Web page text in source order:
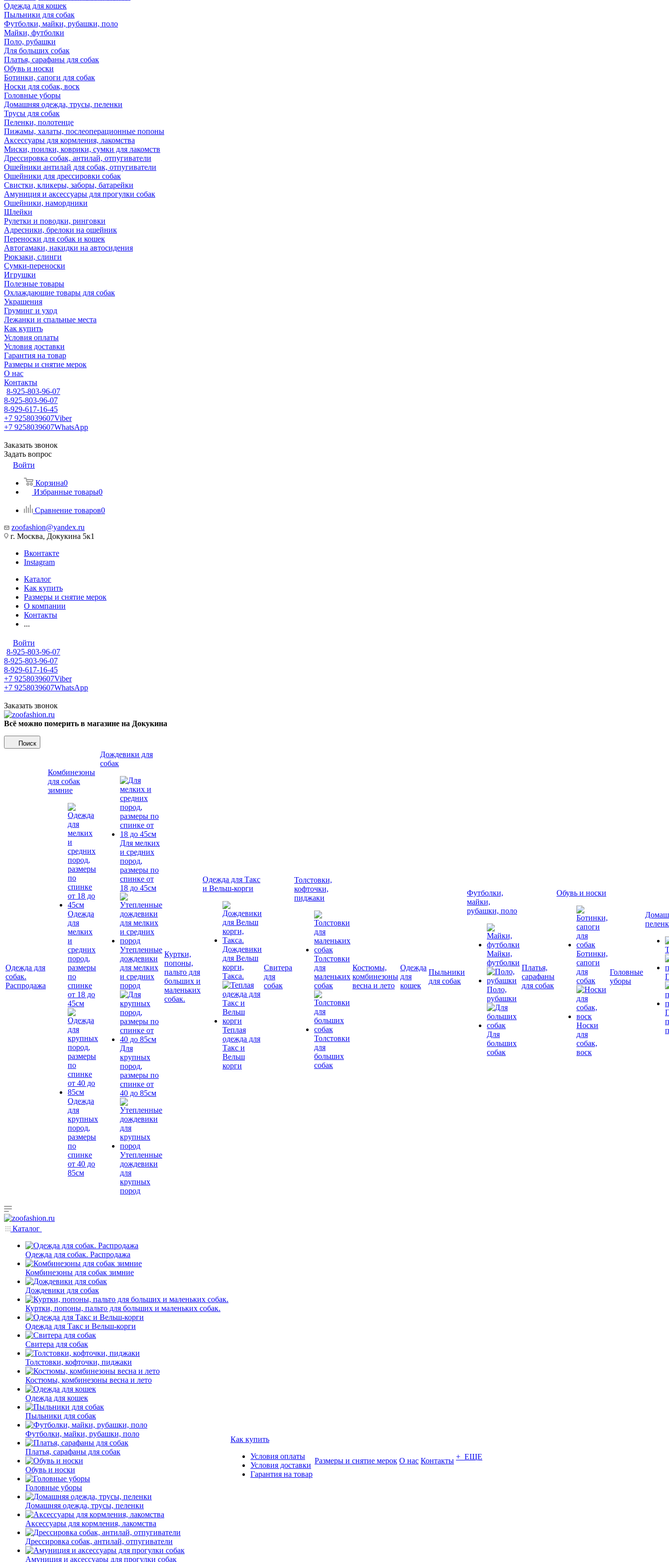
Одежда для кошек
Пыльники для собак
Футболки, майки, рубашки, поло
Майки, футболки
Поло, рубашки
Для больших собак
Платья, сарафаны для собак
Обувь и носки
Ботинки, сапоги для собак
Носки для собак, воск
Головные уборы
Домашняя одежда, трусы, пеленки
Трусы для собак
Пеленки, полотенце
Пижамы, халаты, послеоперационные попоны
Аксессуары для кормления, лакомства
Миски, поилки, коврики, сумки для лакомств
Дрессировка собак, антилай, отпугиватели
Ошейники антилай для собак, отпугиватели
Ошейники для дрессировки собак
Свистки, кликеры, заборы, батарейки
Амуниция и аксессуары для прогулки собак
Ошейники, намордники
Шлейки
Рулетки и поводки, ринговки
Адресники, брелоки на ошейник
Переноски для собак и кошек
Автогамаки, накидки на автосидения
Рюкзаки, слинги
Сумки-переноски
Игрушки
Полезные товары
Охлаждающие товары для собак
Украшения
Груминг и уход
Лежанки и спальные места
Как купить
Условия оплаты
Условия доставки
Гарантия на товар
Размеры и снятие мерок
О нас
Контакты
8-925-803-96-07
8-925-803-96-07
8-929-617-16-45
+7 9258039607Viber
+7 9258039607WhatsApp
Заказать звонок
Задать вопрос
Войти
Корзина0
Избранные товары0
Сравнение товаров0
zoofashion@yandex.ru
г. Москва, Докукина 5к1
Вконтакте
Instagram
Каталог
Как купить
Размеры и снятие мерок
О компании
Контакты
...
Войти
8-925-803-96-07
8-925-803-96-07
8-929-617-16-45
+7 9258039607Viber
+7 9258039607WhatsApp
Заказать звонок
Всё можно померить в магазине на Докукина
Поиск
Одежда для
собак.
Распродажа
Комбинезоны
для собак
зимние
Одежда
для
мелких
и
средних
пород,
размеры
по
спинке
от 18 до
45см
Одежда
для
крупных
пород,
размеры
по
спинке
от 40 до
85см
Дождевики для
собак
Для мелких
и средних
пород,
размеры по
спинке от
18 до 45см
Утепленные
дождевики
для мелких
и средних
пород
Для
крупных
пород,
размеры по
спинке от
40 до 85см
Утепленные
дождевики
для
крупных
пород
Куртки,
попоны,
пальто для
больших и
маленьких
собак.
Одежда для Такс
и Вельш-корги
Дождевики
для Вельш
корги,
Такса.
Теплая
одежда для
Такс и
Вельш
корги
Свитера
для
собак
Толстовки,
кофточки,
пиджаки
Толстовки
для
маленьких
собак
Толстовки
для
больших
собак
Костюмы,
комбинезоны
весна и лето
Одежда
для
кошек
Пыльники
для собак
Футболки,
майки,
рубашки, поло
Майки,
футболки
Поло,
рубашки
Для
больших
собак
Платья,
сарафаны
для собак
Обувь и носки
Ботинки,
сапоги
для
собак
Носки
для
собак,
воск
Головные
уборы
Каталог
Одежда для собак. Распродажа
Комбинезоны для собак зимние
Дождевики для собак
Куртки, попоны, пальто для больших и маленьких собак.
Одежда для Такс и Вельш-корги
Свитера для собак
Толстовки, кофточки, пиджаки
Костюмы, комбинезоны весна и лето
Одежда для кошек
Пыльники для собак
Футболки, майки, рубашки, поло
Платья, сарафаны для собак
Обувь и носки
Головные уборы
Домашняя одежда, трусы, пеленки
Аксессуары для кормления, лакомства
Дрессировка собак, антилай, отпугиватели
Амуниция и аксессуары для прогулки собак
Как купить
Условия оплаты
Условия доставки
Гарантия на товар
Размеры и снятие мерок О нас Контакты + ЕЩЕ